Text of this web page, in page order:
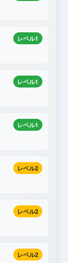
レベル1
レベル1
レベル1
レベル2
レベル2
レベル2